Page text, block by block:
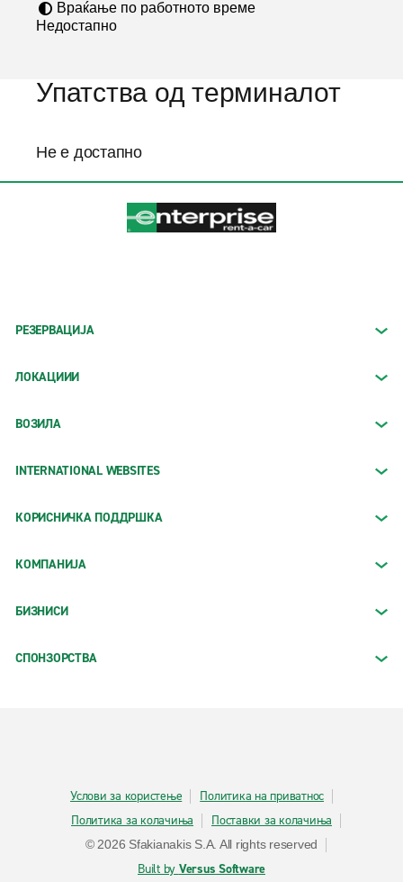
р
Враќање по работното време
Недостапно
Упатства од терминалот
Не е достапно
РЕЗЕРВАЦИЈА
ЛОКАЦИИИ
ВОЗИЛА
INTERNATIONAL WEBSITES
КОРИСНИЧКА ПОДДРШКА
КОМПАНИЈА
БИЗНИСИ
СПОНЗОРСТВА
Услови за користење
Политика на приватнос
Политика за колачиња
Поставки за колачиња
© 2026 Sfakianakis S.A. All rights reserved
Built by Versus Software